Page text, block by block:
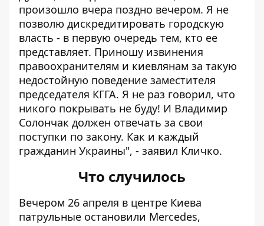
произошло вчера поздно вечером. Я не
позволю дискредитировать городскую
власть - в первую очередь тем, кто ее
представляет. Приношу извинения
правоохранителям и киевлянам за такую
недостойную поведение заместителя
председателя КГГА. Я не раз говорил, что
никого покрывать не буду! И Владимир
Солончак должен отвечать за свои
поступки по закону. Как и каждый
гражданин Украины", - заявил Кличко.
Что случилось
Вечером 26 апреля в центре Киева
патрульные остановили Mercedes,